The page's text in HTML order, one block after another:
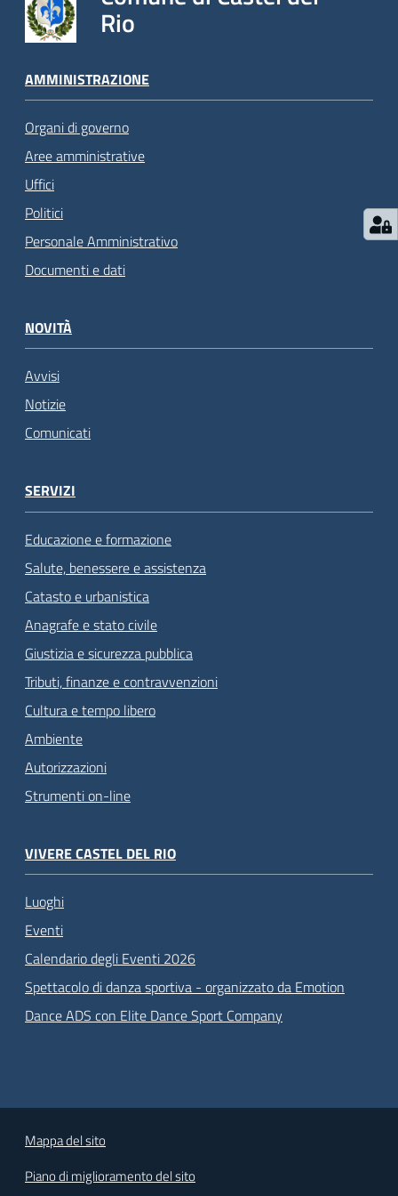
Rio
AMMINISTRAZIONE
Organi di governo
Aree amministrative
Uffici
Politici
Personale Amministrativo
Documenti e dati
NOVITÀ
Avvisi
Notizie
Comunicati
SERVIZI
Educazione e formazione
Salute, benessere e assistenza
Catasto e urbanistica
Anagrafe e stato civile
Giustizia e sicurezza pubblica
Tributi, finanze e contravvenzioni
Cultura e tempo libero
Ambiente
Autorizzazioni
Strumenti on-line
VIVERE CASTEL DEL RIO
Luoghi
Eventi
Calendario degli Eventi 2026
Spettacolo di danza sportiva - organizzato da Emotion
Dance ADS con Elite Dance Sport Company
Mappa del sito
Piano di miglioramento del sito